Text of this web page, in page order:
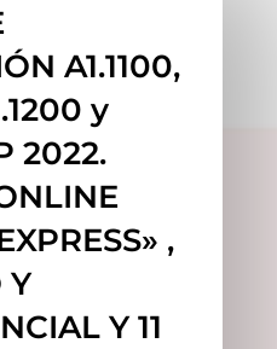
A1.1100,
y
2022.
,
Y
Y 11